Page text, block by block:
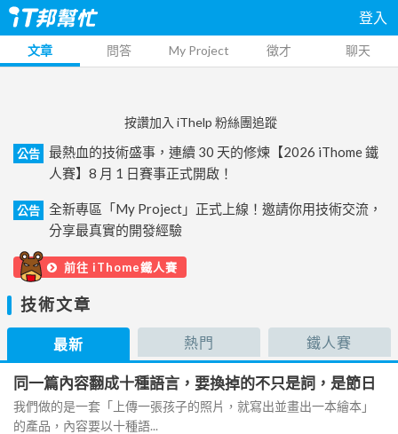
登入
文章 問答 My Project 徵才 聊天
按讚加入 iThelp 粉絲團追蹤
公告
最熱血的技術盛事，連續 30 天的修煉【2026 iThome 鐵
人賽】8 月 1 日賽事正式開啟！
公告
全新專區「My Project」正式上線！邀請你用技術交流，
分享最真實的開發經驗
前往 iThome鐵人賽
技術文章
最新 熱門 鐵人賽
同一篇內容翻成十種語言，要換掉的不只是詞，是節日
我們做的是一套「上傳一張孩子的照片，就寫出並畫出一本繪本」
的產品，內容要以十種語...